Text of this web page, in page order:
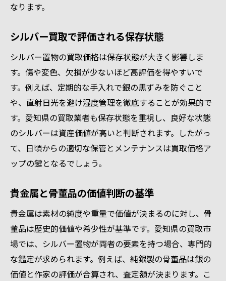
なります。
シルバー買取で評価される保存状態
シルバー置物の買取価格は保存状態が大きく影響しま
す。傷や変色、欠損が少ないほど高評価を得やすいで
す。例えば、定期的な手入れで銀の黒ずみを防ぐこと
や、直射日光を避け湿度管理を徹底することが効果的で
す。愛知県の買取業者も保存状態を重視し、良好な状態
のシルバーは資産価値が高いと判断されます。したがっ
て、日頃からの適切な保管とメンテナンスは買取価格ア
ップの鍵となるでしょう。
貴金属と骨董品の価値判断の基準
貴金属は素材の純度や重量で価値が決まるのに対し、骨
董品は歴史的価値や希少性が基準です。愛知県の買取市
場では、シルバー置物が両者の要素を持つ場合、専門的
な鑑定が求められます。例えば、純銀製の骨董品は銀の
価値と作家の評価が合算され、査定額が決まります。こ